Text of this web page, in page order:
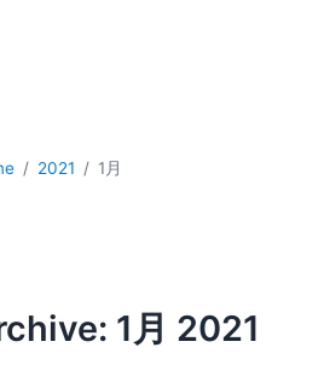
2021 1月
1月 2021